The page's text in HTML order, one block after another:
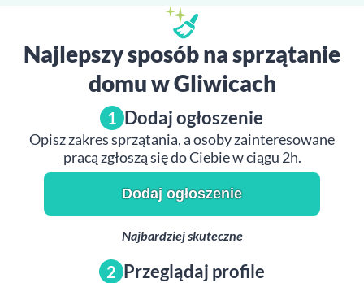
Najlepszy sposób na sprzątanie
domu w Gliwicach
1 Dodaj ogłoszenie
Opisz zakres sprzątania, a osoby zainteresowane
pracą zgłoszą się do Ciebie w ciągu 2h.
Dodaj ogłoszenie
Najbardziej skuteczne
2 Przeglądaj profile